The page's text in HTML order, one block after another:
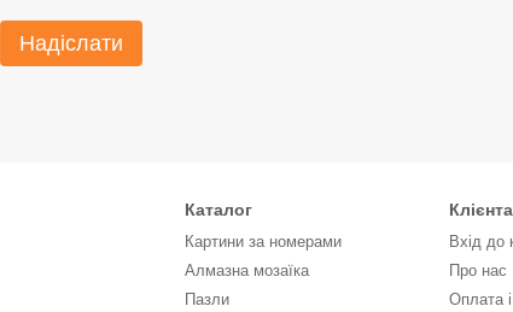
Надіслати
Каталог
Картини за номерами
Алмазна мозаїка
Пазли
Вхід до
Про нас
Оплата